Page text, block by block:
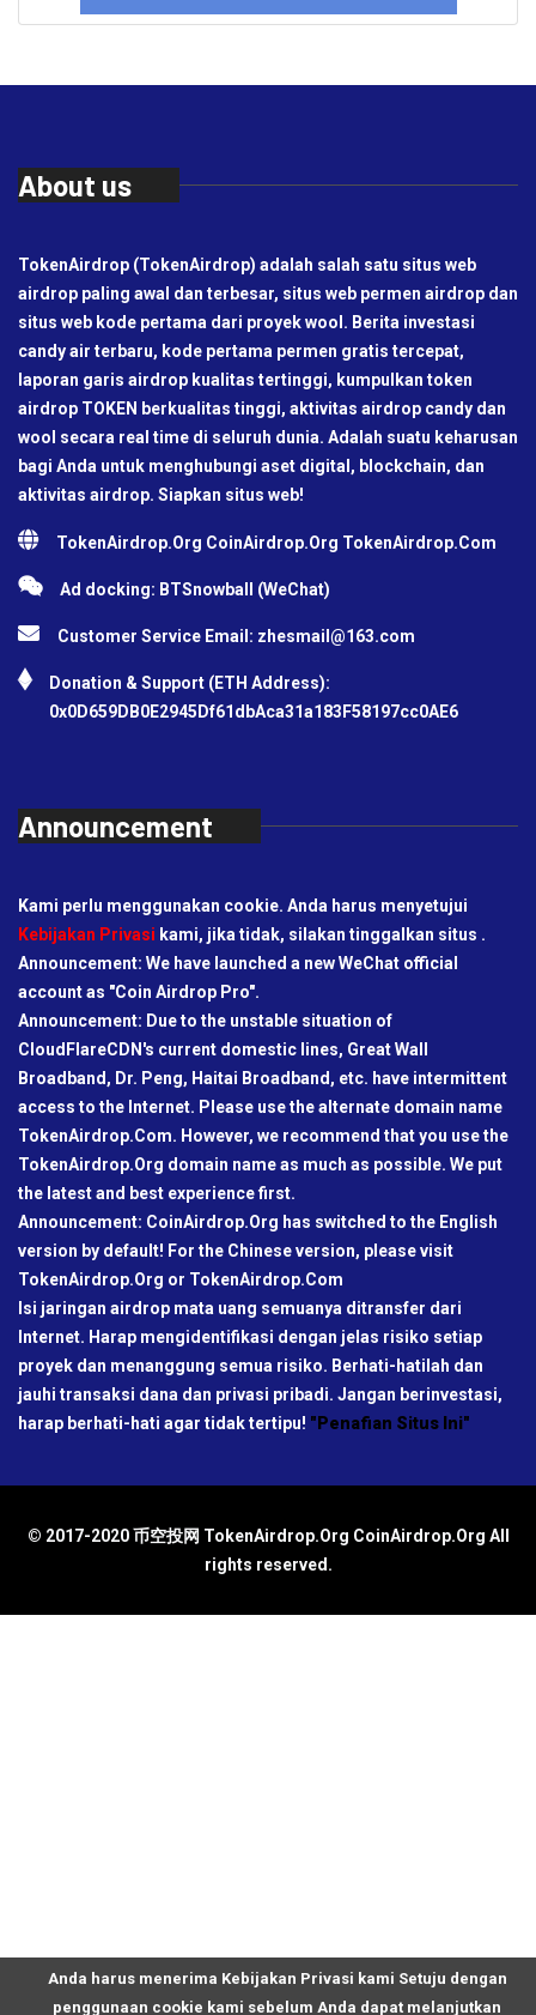
About us
TokenAirdrop (TokenAirdrop) adalah salah satu situs web
airdrop paling awal dan terbesar, situs web permen airdrop dan
situs web kode pertama dari proyek wool. Berita investasi
candy air terbaru, kode pertama permen gratis tercepat,
laporan garis airdrop kualitas tertinggi, kumpulkan token
airdrop TOKEN berkualitas tinggi, aktivitas airdrop candy dan
wool secara real time di seluruh dunia. Adalah suatu keharusan
bagi Anda untuk menghubungi aset digital, blockchain, dan
aktivitas airdrop. Siapkan situs web!
TokenAirdrop.Org CoinAirdrop.Org TokenAirdrop.Com
Ad docking: BTSnowball (WeChat)
Customer Service Email: zhesmail@163.com
Donation & Support (ETH Address):
0x0D659DB0E2945Df61dbAca31a183F58197cc0AE6
Announcement
Kami perlu menggunakan cookie. Anda harus menyetujui
Kebijakan Privasi kami, jika tidak, silakan tinggalkan situs .
Announcement: We have launched a new WeChat official
account as "Coin Airdrop Pro".
Announcement: Due to the unstable situation of
CloudFlareCDN's current domestic lines, Great Wall
Broadband, Dr. Peng, Haitai Broadband, etc. have intermittent
access to the Internet. Please use the alternate domain name
TokenAirdrop.Com. However, we recommend that you use the
TokenAirdrop.Org domain name as much as possible. We put
the latest and best experience first.
Announcement: CoinAirdrop.Org has switched to the English
version by default! For the Chinese version, please visit
TokenAirdrop.Org or TokenAirdrop.Com
Isi jaringan airdrop mata uang semuanya ditransfer dari
Internet. Harap mengidentifikasi dengan jelas risiko setiap
proyek dan menanggung semua risiko. Berhati-hatilah dan
jauhi transaksi dana dan privasi pribadi. Jangan berinvestasi,
harap berhati-hati agar tidak tertipu! "Penafian Situs Ini"
© 2017-2020 币空投网 TokenAirdrop.Org CoinAirdrop.Org All
rights reserved.
Anda harus menerima Kebijakan Privasi kami Setuju dengan
penggunaan cookie kami sebelum Anda dapat melanjutkan